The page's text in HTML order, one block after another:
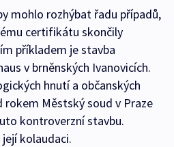
mohlo rozhýbat řadu případů,
certifikátu skončily
příkladem je stavba
v brněnských Ivanovicích.
hnutí a občanských
rokem Městský soud v Praze
kontroverzní stavbu.
kolaudaci.